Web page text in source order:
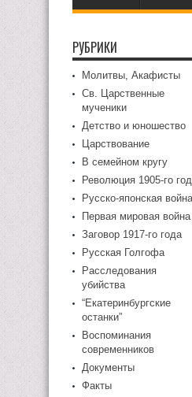
РУБРИКИ
Молитвы, Акафисты
Св. Царственные
мученики
Детство и юношество
Царствование
В семейном кругу
Революция 1905-го
Русско-японская война
Первая мировая война
Заговор 1917-го года
Русская Голгофа
Расследования
убийства
“Екатеринбургские
останки”
Воспоминания
современников
Документы
Факты